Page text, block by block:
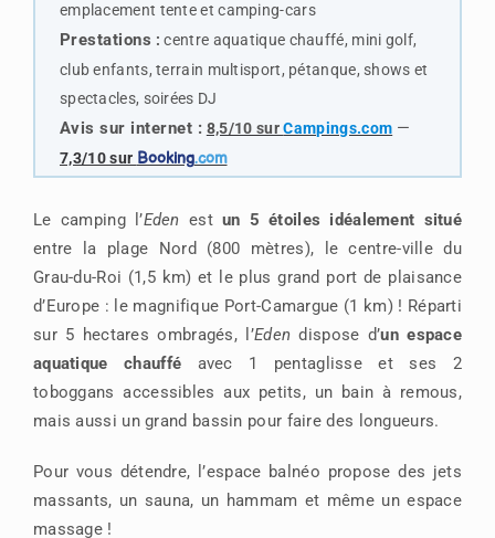
emplacement tente et camping-cars
Prestations : centre aquatique chauffé, mini golf,
club enfants, terrain multisport, pétanque, shows et
spectacles, soirées DJ
Avis sur internet : 8,5/10 surCampings.com —
7,3/10 sur Booking.com
Le camping l’Eden est un 5 étoiles idéalement situé
entre la plage Nord (800 mètres), le centre-ville du
Grau-du-Roi (1,5 km) et le plus grand port de plaisance
d’Europe : le magnifique Port-Camargue (1 km) ! Réparti
sur 5 hectares ombragés, l’Eden dispose d’un espace
aquatique chauffé avec 1 pentaglisse et ses 2
toboggans accessibles aux petits, un bain à remous,
mais aussi un grand bassin pour faire des longueurs.
Pour vous détendre, l’espace balnéo propose des jets
massants, un sauna, un hammam et même un espace
massage !